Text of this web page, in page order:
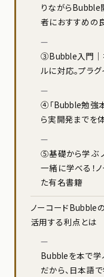
りながらBubble
者におすすめの
③Bubble入門｜
ルに対応。プラ
④「Bubble勉強
ら実開発までを
⑤基礎から学ぶ
一緒に学べる！
た有名書籍
ノーコードBubble
活用する利点とは
Bubbleを本で
だから、日本語